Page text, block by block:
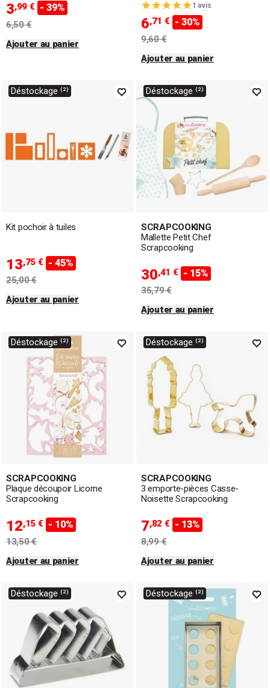
3,99 € - 39%
6,50 €
Ajouter au panier
1 avis
6,71 € - 30%
9,60 €
Ajouter au panier
Déstockage ⁽²⁾
Kit pochoir à tuiles
13,75 € - 45%
25,00 €
Ajouter au panier
Déstockage ⁽²⁾
SCRAPCOOKING
Mallette Petit Chef
Scrapcooking
30,41 € - 15%
35,79 €
Ajouter au panier
Déstockage ⁽²⁾
SCRAPCOOKING
Plaque découpoir Licorne
Scrapcooking
12,15 € - 10%
13,50 €
Ajouter au panier
Déstockage ⁽²⁾
SCRAPCOOKING
3 emporte-pièces Casse-
Noisette Scrapcooking
7,82 € - 13%
8,99 €
Ajouter au panier
Déstockage ⁽²⁾ Déstockage ⁽²⁾